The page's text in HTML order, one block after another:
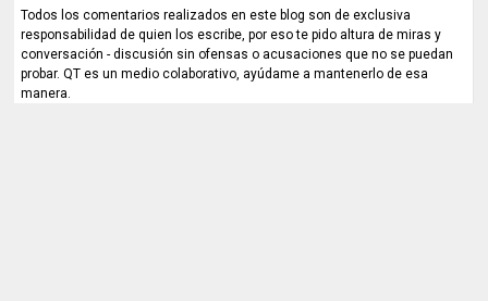
Todos los comentarios realizados en este blog son de exclusiva
responsabilidad de quien los escribe, por eso te pido altura de miras y
conversación - discusión sin ofensas o acusaciones que no se puedan
probar. QT es un medio colaborativo, ayúdame a mantenerlo de esa
manera.